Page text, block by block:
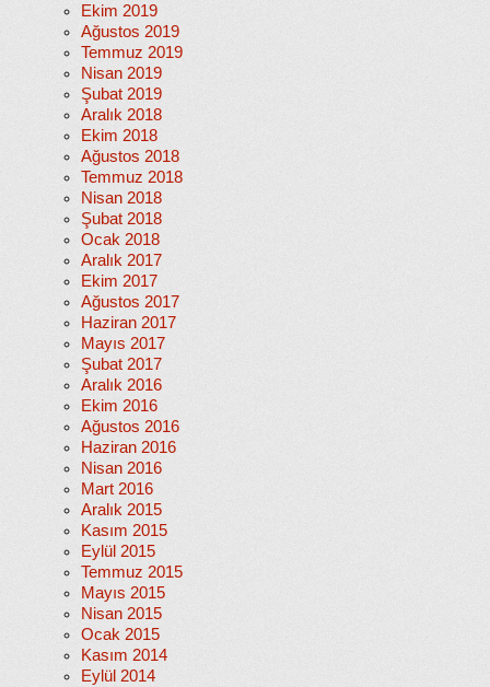
Ekim 2019
Ağustos 2019
Temmuz 2019
Nisan 2019
Şubat 2019
Aralık 2018
Ekim 2018
Ağustos 2018
Temmuz 2018
Nisan 2018
Şubat 2018
Ocak 2018
Aralık 2017
Ekim 2017
Ağustos 2017
Haziran 2017
Mayıs 2017
Şubat 2017
Aralık 2016
Ekim 2016
Ağustos 2016
Haziran 2016
Nisan 2016
Mart 2016
Aralık 2015
Kasım 2015
Eylül 2015
Temmuz 2015
Mayıs 2015
Nisan 2015
Ocak 2015
Kasım 2014
Eylül 2014